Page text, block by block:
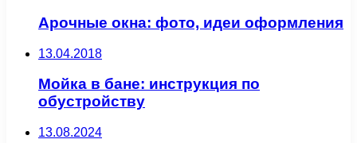
Арочные окна: фото, идеи оформления
13.04.2018
Мойка в бане: инструкция по
обустройству
13.08.2024